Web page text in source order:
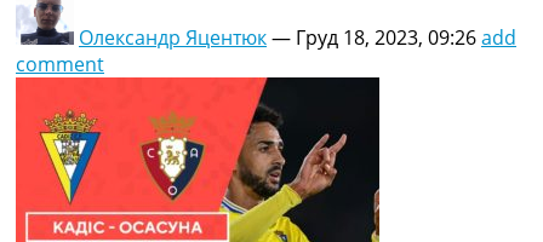
Олександр Яцентюк— Груд 18, 2023, 09:26add
comment